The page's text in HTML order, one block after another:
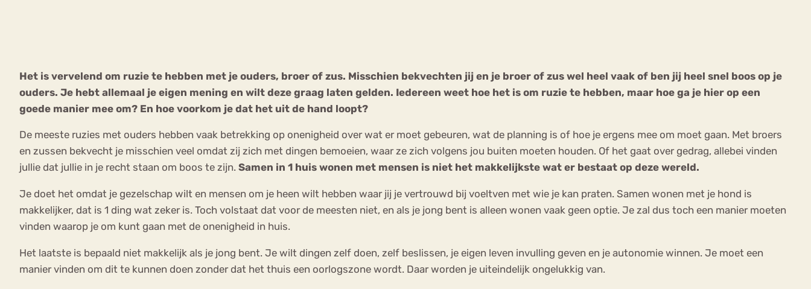
Het is vervelend om ruzie te hebben met je ouders, broer of zus. Misschien bekvechten jij en je broer of zus wel heel vaak of ben jij heel snel boos op je
ouders. Je hebt allemaal je eigen mening en wilt deze graag laten gelden. Iedereen weet hoe het is om ruzie te hebben, maar hoe ga je hier op een
goede manier mee om? En hoe voorkom je dat het uit de hand loopt?
De meeste ruzies met ouders hebben vaak betrekking op onenigheid over wat er moet gebeuren, wat de planning is of hoe je ergens mee om moet gaan. Met broers
en zussen bekvecht je misschien veel omdat zij zich met dingen bemoeien, waar ze zich volgens jou buiten moeten houden. Of het gaat over gedrag, allebei vinden
jullie dat jullie in je recht staan om boos te zijn. Samen in 1 huis wonen met mensen is niet het makkelijkste wat er bestaat op deze wereld.
Je doet het omdat je gezelschap wilt en mensen om je heen wilt hebben waar jij je vertrouwd bij voeltven met wie je kan praten. Samen wonen met je hond is
makkelijker, dat is 1 ding wat zeker is. Toch volstaat dat voor de meesten niet, en als je jong bent is alleen wonen vaak geen optie. Je zal dus toch een manier moeten
vinden waarop je om kunt gaan met de onenigheid in huis.
Het laatste is bepaald niet makkelijk als je jong bent. Je wilt dingen zelf doen, zelf beslissen, je eigen leven invulling geven en je autonomie winnen. Je moet een
manier vinden om dit te kunnen doen zonder dat het thuis een oorlogszone wordt. Daar worden je uiteindelijk ongelukkig van.
Boulimia Nervosa Eetstoornis Anorexia Nervosa
Orthorexia
Afvallen Angst